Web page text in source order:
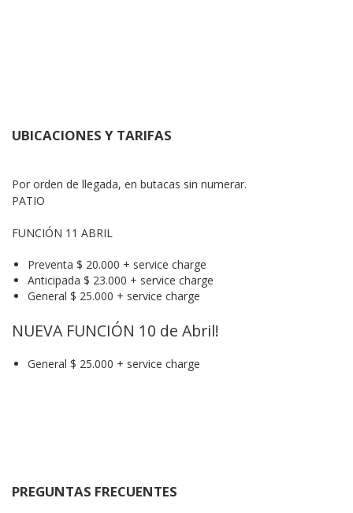
UBICACIONES Y TARIFAS
Por orden de llegada, en butacas sin numerar.
PATIO
FUNCIÓN 11 ABRIL
Preventa $ 20.000 + service charge
Anticipada $ 23.000 + service charge
General $ 25.000 + service charge
NUEVA FUNCIÓN 10 de Abril!
General $ 25.000 + service charge
PREGUNTAS FRECUENTES